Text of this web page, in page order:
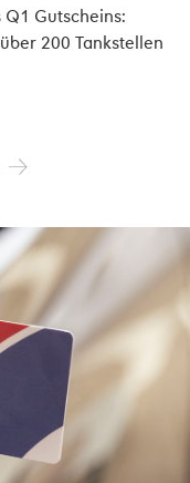
Gutscheins:
200 Tankstellen